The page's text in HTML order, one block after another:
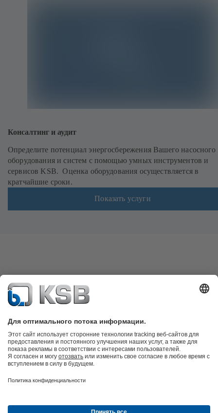
Консалтинг и аудит
Определите потенциал энергосбережения Вашего насосного
оборудования и систем с помощью умных инструментов и
сервисов KSB. Оценка оборудования осуществляется в
кратчайшие сроки.
Показать услуги